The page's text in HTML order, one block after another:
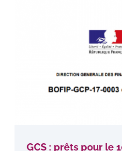
GCS : prêts pour le